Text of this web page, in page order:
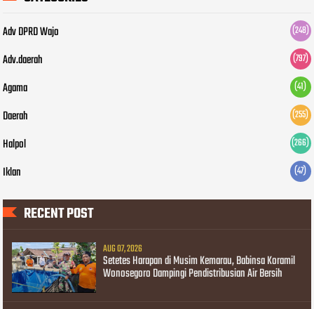
Adv DPRD Wajo (248)
Adv.daerah (797)
Agama (41)
Daerah (255)
Halpol (266)
Iklan (47)
RECENT POST
AUG 07, 2026
Setetes Harapan di Musim Kemarau, Babinsa Koramil
Wonosegoro Dampingi Pendistribusian Air Bersih